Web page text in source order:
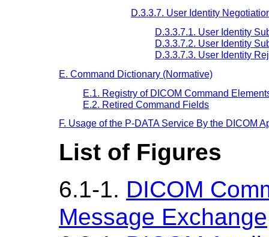
D.3.3.7. User Identity
D.3.3.7.1. User Identity
D.3.3.7.2. User Identity
D.3.3.7.3. User Identity
E. Command Dictionary (Normative)
E.1. Registry of DICOM Command
E.2. Retired Command Fields
F. Usage of the P-DATA Service By the DICOM
List of Figures
6.1-1. DICOM
Message Exchange